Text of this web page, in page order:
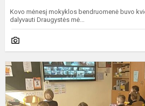
Kovo mėnesį mokyklos bendruomenė buvo
dalyvauti Draugystės mė...